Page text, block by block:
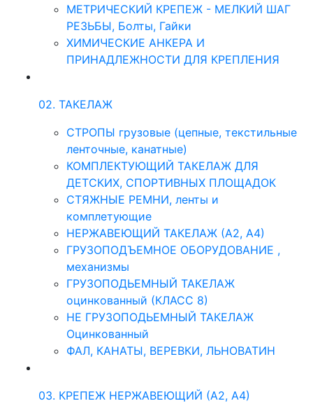
МЕТРИЧЕСКИЙ КРЕПЕЖ - МЕЛКИЙ ШАГ
РЕЗЬБЫ, Болты, Гайки
ХИМИЧЕСКИЕ АНКЕРА И
ПРИНАДЛЕЖНОСТИ ДЛЯ КРЕПЛЕНИЯ
02. ТАКЕЛАЖ
СТРОПЫ грузовые (цепные, текстильные
ленточные, канатные)
КОМПЛЕКТУЮЩИЙ ТАКЕЛАЖ ДЛЯ
ДЕТСКИХ, СПОРТИВНЫХ ПЛОЩАДОК
СТЯЖНЫЕ РЕМНИ, ленты и
комплетующие
НЕРЖАВЕЮЩИЙ ТАКЕЛАЖ (А2, А4)
ГРУЗОПОДЪЕМНОЕ ОБОРУДОВАНИЕ ,
механизмы
ГРУЗОПОДЬЕМНЫЙ ТАКЕЛАЖ
оцинкованный (КЛАСС 8)
НЕ ГРУЗОПОДЬЕМНЫЙ ТАКЕЛАЖ
Оцинкованный
ФАЛ, КАНАТЫ, ВЕРЕВКИ, ЛЬНОВАТИН
03. КРЕПЕЖ НЕРЖАВЕЮЩИЙ (А2, А4)